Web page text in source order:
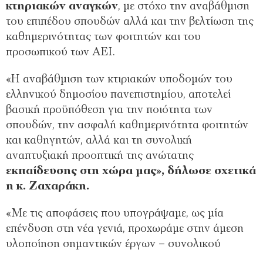
κτηριακών αναγκών, με στόχο την αναβάθμιση
του επιπέδου σπουδών αλλά και την βελτίωση της
καθημερινότητας των φοιτητών και του
προσωπικού των ΑΕΙ.
«Η αναβάθμιση των κτιριακών υποδομών του
ελληνικού δημοσίου πανεπιστημίου, αποτελεί
βασική προϋπόθεση για την ποιότητα των
σπουδών, την ασφαλή καθημερινότητα φοιτητών
και καθηγητών, αλλά και τη συνολική
αναπτυξιακή προοπτική της ανώτατης
εκπαίδευσης στη χώρα μας», δήλωσε σχετικά
η κ. Ζαχαράκη.
«Με τις αποφάσεις που υπογράψαμε, ως μία
επένδυση στη νέα γενιά, προχωράμε στην άμεση
υλοποίηση σημαντικών έργων – συνολικού